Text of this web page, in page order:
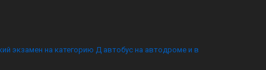
экзамен на категорию Д автобус на автодроме и в